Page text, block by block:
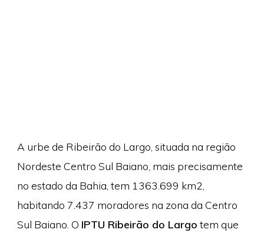
A urbe de Ribeirão do Largo, situada na região
Nordeste Centro Sul Baiano, mais precisamente
no estado da Bahia, tem 1363.699 km2,
habitando 7.437 moradores na zona da Centro
Sul Baiano. O IPTU Ribeirão do Largo tem que